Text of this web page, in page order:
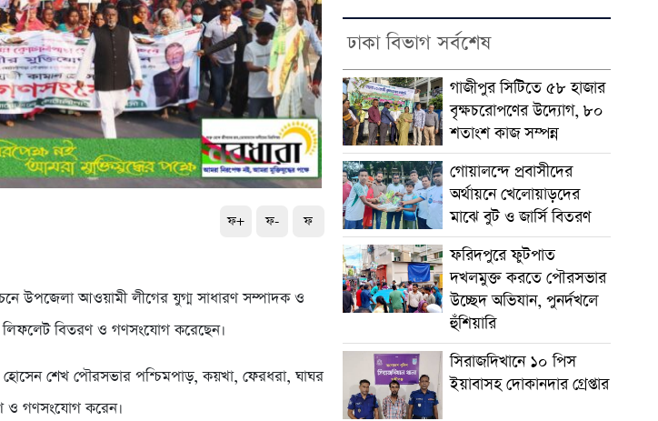
ফ+ ফ- ফ
উপজেলা আওয়ামী লীগের যুগ্ম সাধারণ সম্পাদক ও
বিতরণ ও গণসংযোগ করেছেন।
হোসেন শেখ পৌরসভার পশ্চিমপাড়, কয়খা, ফেরধরা, ঘাঘর
ও গণসংযোগ করেন।
ঢাকা বিভাগ সর্বশেষ
গাজীপুর সিটিতে ৫৮ হাজার
বৃক্ষচরোপণের উদ্যোগ, ৮০
শতাংশ কাজ সম্পন্ন
গোয়ালন্দে প্রবাসীদের
অর্থায়নে খেলোয়াড়দের
মাঝে বুট ও জার্সি বিতরণ
ফরিদপুরে ফুটপাত
দখলমুক্ত করতে পৌরসভার
উচ্ছেদ অভিযান, পুনর্দখলে
হুঁশিয়ারি
সিরাজদিখানে ১০ পিস
ইয়াবাসহ দোকানদার গ্রেপ্তার